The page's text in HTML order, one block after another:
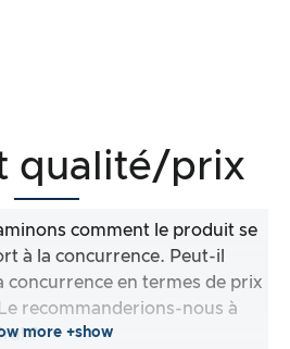
qualité/prix
comment le produit se
à la concurrence. Peut-il
concurrence en termes de prix
recommanderions-nous à
?
more +show